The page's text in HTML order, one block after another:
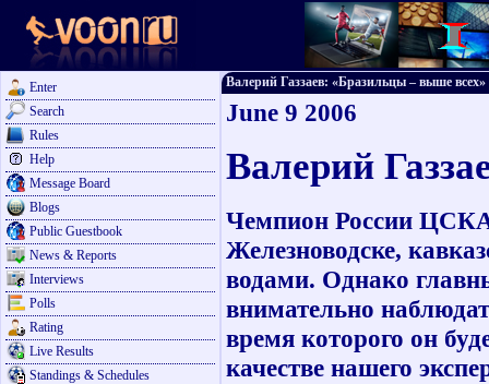
Enter
Search
Rules
Help
Message Board
Blogs
Public Guestbook
News & Reports
Interviews
Polls
Rating
Live Results
Standings & Schedules
Валерий Газзаев: «Бразильцы – выше всех»
June 9 2006
Валерий
Чемпион России ЦСКА
Железноводске,
водами. Однако
внимательно
время которого он
качестве нашего